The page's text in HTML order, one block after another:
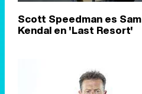
Scott Speedman es Sam
Kendal en 'Last Resort'